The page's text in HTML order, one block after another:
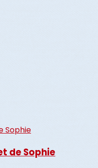
de Sophie